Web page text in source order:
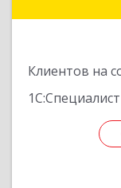
Клиентов на
1С:Специалист